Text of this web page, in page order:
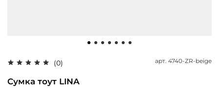
(0) арт. 4740-ZR-beige
Сумка тоут LINA